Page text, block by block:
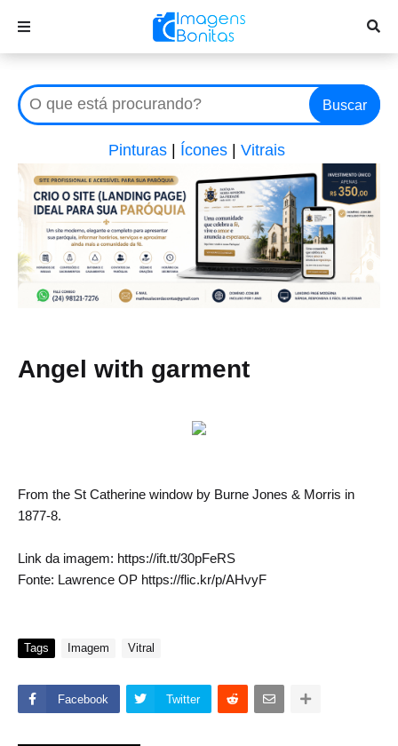
Buscar
Pinturas Ícones Vitrais
Angel with garment
From the St Catherine window by Burne Jones & Morris in
1877-8.
Link da imagem: https://ift.tt/30pFeRS
Fonte: Lawrence OP https://flic.kr/p/AHvyF
Tags Imagem Vitral
Facebook Twitter